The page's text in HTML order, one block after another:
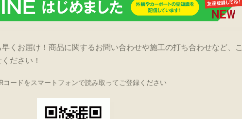
くお届け！商品に関するお問い合わせや施工の打ち合わせなど、こ
ださい！
コードをスマートフォンで読み取ってご登録ください